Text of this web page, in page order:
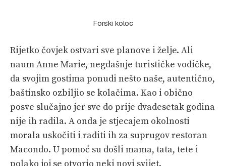
Forski koloc
Rijetko čovjek ostvari sve planove i želje. Ali
naum Anne Marie, negdašnje turističke vodičke,
da svojim gostima ponudi nešto naše, autentično,
baštinsko ozbiljio se kolačima. Kao i obično
posve slučajno jer sve do prije dvadesetak godina
nije ih radila. A onda je stjecajem okolnosti
morala uskočiti i raditi ih za suprugov restoran
Macondo. U pomoć su došli mama, tata, tete i
polako joj se otvorio neki novi svijet.